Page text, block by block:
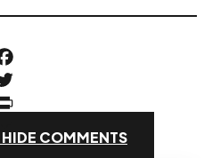
HIDE COMMENTS